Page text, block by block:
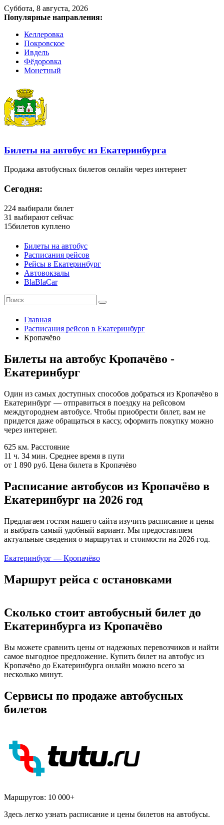
Суббота, 8 августа, 2026
Популярные направления:
Келлеровка
Покровское
Ивдель
Фёдоровка
Монетный
Билеты на автобус из Екатеринбурга
Продажа автобусных билетов онлайн через интернет
Сегодня:
224 выбирали билет
31 выбирают сейчас
15билетов куплено
Билеты на автобус
Расписания рейсов
Рейсы в Екатеринбург
Автовокзалы
BlaBlaCar
Главная
Расписания рейсов в Екатеринбург
Кропачёво
Билеты на автобус Кропачёво -
Екатеринбург
Один из самых доступных способов добраться из Кропачёво в
Екатеринбург — отправиться в поездку на рейсовом
междугороднем автобусе. Чтобы приобрести билет, вам не
придется даже обращаться в кассу, оформить покупку можно
через интернет.
625 км. Расстояние
11 ч. 34 мин. Среднее время в пути
от 1 890 руб. Цена билета в Кропачёво
Расписание автобусов из Кропачёво в
Екатеринбург на 2026 год
Предлагаем гостям нашего сайта изучить расписание и цены
и выбрать самый удобный вариант. Мы предоставляем
актуальные сведения о маршрутах и стоимости на 2026 год.
Екатеринбург — Кропачёво
Маршрут рейса с остановками
Сколько стоит автобусный билет до
Екатеринбурга из Кропачёво
Вы можете сравнить цены от надежных перевозчиков и найти
самое выгодное предложение. Купить билет на автобус из
Кропачёво до Екатеринбурга онлайн можно всего за
несколько минут.
Сервисы по продаже автобусных
билетов
Маршрутов: 10 000+
Здесь легко узнать расписание и цены билетов на автобусы.